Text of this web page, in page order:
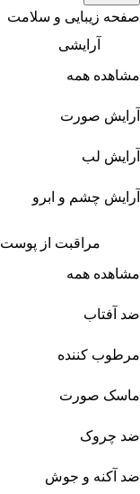
صفحه زیبایی و سلامت
آرایشی
مشاهده همه
آرایش صورت
آرایش لب
آرایش چشم و ابرو
مراقبت از پوست
مشاهده همه
ضد آفتاب
مرطوب کننده
ماسک صورت
ضد چروک
ضد آکنه و جوش